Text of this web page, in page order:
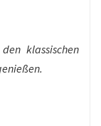
klassischen